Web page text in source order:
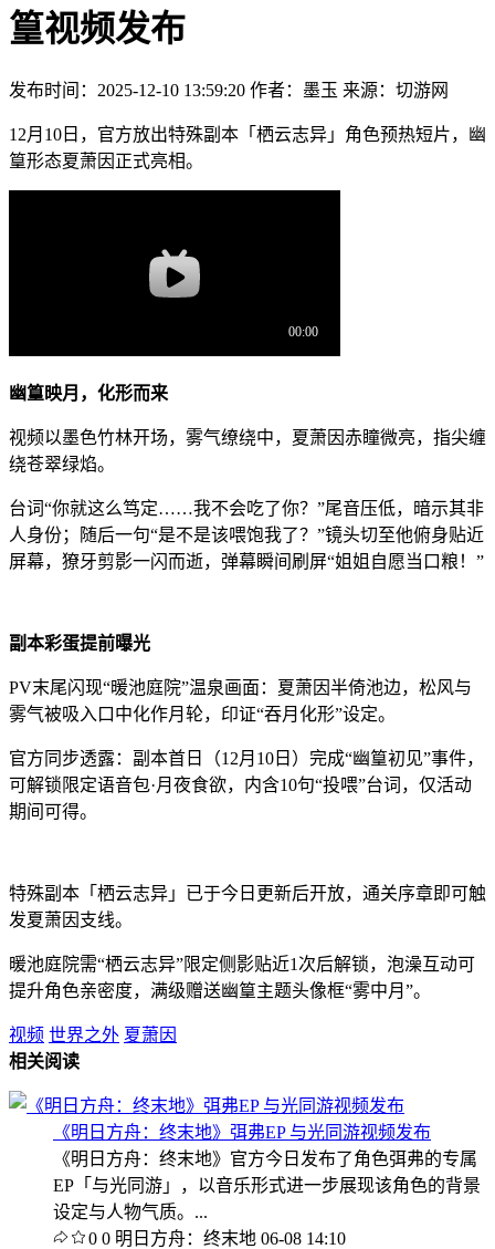
篁视频发布
发布时间：2025-12-10 13:59:20 作者：墨玉 来源：切游网
12月10日，官方放出特殊副本「栖云志异」角色预热短片，幽
篁形态夏萧因正式亮相。
幽篁映月，化形而来
视频以墨色竹林开场，雾气缭绕中，夏萧因赤瞳微亮，指尖缠
绕苍翠绿焰。
台词“你就这么笃定……我不会吃了你？”尾音压低，暗示其非
人身份；随后一句“是不是该喂饱我了？”镜头切至他俯身贴近
屏幕，獠牙剪影一闪而逝，弹幕瞬间刷屏“姐姐自愿当口粮！”
副本彩蛋提前曝光
PV末尾闪现“暖池庭院”温泉画面：夏萧因半倚池边，松风与
雾气被吸入口中化作月轮，印证“吞月化形”设定。
官方同步透露：副本首日（12月10日）完成“幽篁初见”事件，
可解锁限定语音包·月夜食欲，内含10句“投喂”台词，仅活动
期间可得。
特殊副本「栖云志异」已于今日更新后开放，通关序章即可触
发夏萧因支线。
暖池庭院需“栖云志异”限定侧影贴近1次后解锁，泡澡互动可
提升角色亲密度，满级赠送幽篁主题头像框“雾中月”。
视频 世界之外 夏萧因
相关阅读
《明日方舟：终末地》弭弗EP 与光同游视频发布
《明日方舟：终末地》官方今日发布了角色弭弗的专属
EP「与光同游」，以音乐形式进一步展现该角色的背景
设定与人物气质。...
0 0 明日方舟：终末地 06-08 14:10